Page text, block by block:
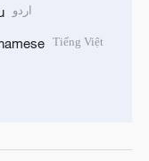
اردو
Tiếng Việt